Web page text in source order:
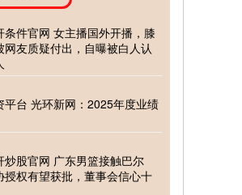
条件官网 女主播国外开播，膝
网友质疑付出，自曝被白人认
平台 光环新网：2025年度业绩
炒股官网 广东男篮接触巴尔
授权有望获批，董事会信心十